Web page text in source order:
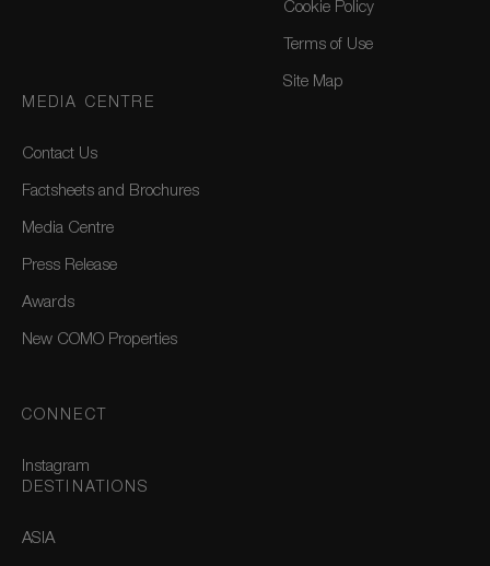
Cookie Policy
Terms of Use
Site Map
MEDIA CENTRE
Contact Us
Factsheets and Brochures
Media Centre
Press Release
Awards
New COMO Properties
CONNECT
Instagram
DESTINATIONS
ASIA